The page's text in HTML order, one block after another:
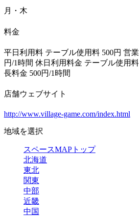
月・木
料金
平日利用料 テーブル使用料 500円 営
円/1時間 休日利用料金 テーブル使用
長料金 500円/1時間
店舗ウェブサイト
http://www.village-game.com/index.html
地域を選択
スペースMAPトップ
北海道
東北
関東
中部
近畿
中国